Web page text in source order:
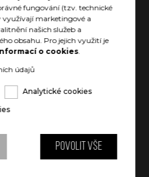
fungování (tzv. technické
využívají marketingové a
našich služeb a
obsahu. Pro jejich využití je
o cookies.
údajů
Analytické cookies
Povolit vše
AŽ 24 HODIN
AŽ 12 HODIN